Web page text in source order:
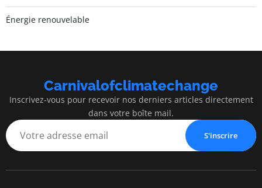
Énergie renouvelable
Carnivalofclimatechange
Inscrivez-vous pour recevoir nos derniers articles directement
dans votre boîte mail.
S'inscrire